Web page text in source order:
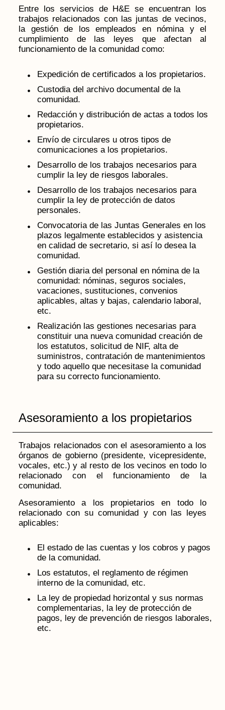
Entre los servicios de H&E se encuentran los
trabajos relacionados con las juntas de vecinos,
la gestión de los empleados en nómina y el
cumplimiento de las leyes que afectan al
funcionamiento de la comunidad como:
Expedición de certificados a los propietarios.
Custodia del archivo documental de la
comunidad.
Redacción y distribución de actas a todos los
propietarios.
Envío de circulares u otros tipos de
comunicaciones a los propietarios.
Desarrollo de los trabajos necesarios para
cumplir la ley de riesgos laborales.
Desarrollo de los trabajos necesarios para
cumplir la ley de protección de datos
personales.
Convocatoria de las Juntas Generales en los
plazos legalmente establecidos y asistencia
en calidad de secretario, si así lo desea la
comunidad.
Gestión diaria del personal en nómina de la
comunidad: nóminas, seguros sociales,
vacaciones, sustituciones, convenios
aplicables, altas y bajas, calendario laboral,
etc.
Realización las gestiones necesarias para
constituir una nueva comunidad creación de
los estatutos, solicitud de NIF, alta de
suministros, contratación de mantenimientos
y todo aquello que necesitase la comunidad
para su correcto funcionamiento.
Asesoramiento a los propietarios
Trabajos relacionados con el asesoramiento a los
órganos de gobierno (presidente, vicepresidente,
vocales, etc.) y al resto de los vecinos en todo lo
relacionado con el funcionamiento de la
comunidad.
Asesoramiento a los propietarios en todo lo
relacionado con su comunidad y con las leyes
aplicables:
El estado de las cuentas y los cobros y pagos
de la comunidad.
Los estatutos, el reglamento de régimen
interno de la comunidad, etc.
La ley de propiedad horizontal y sus normas
complementarias, la ley de protección de
pagos, ley de prevención de riesgos laborales,
etc.